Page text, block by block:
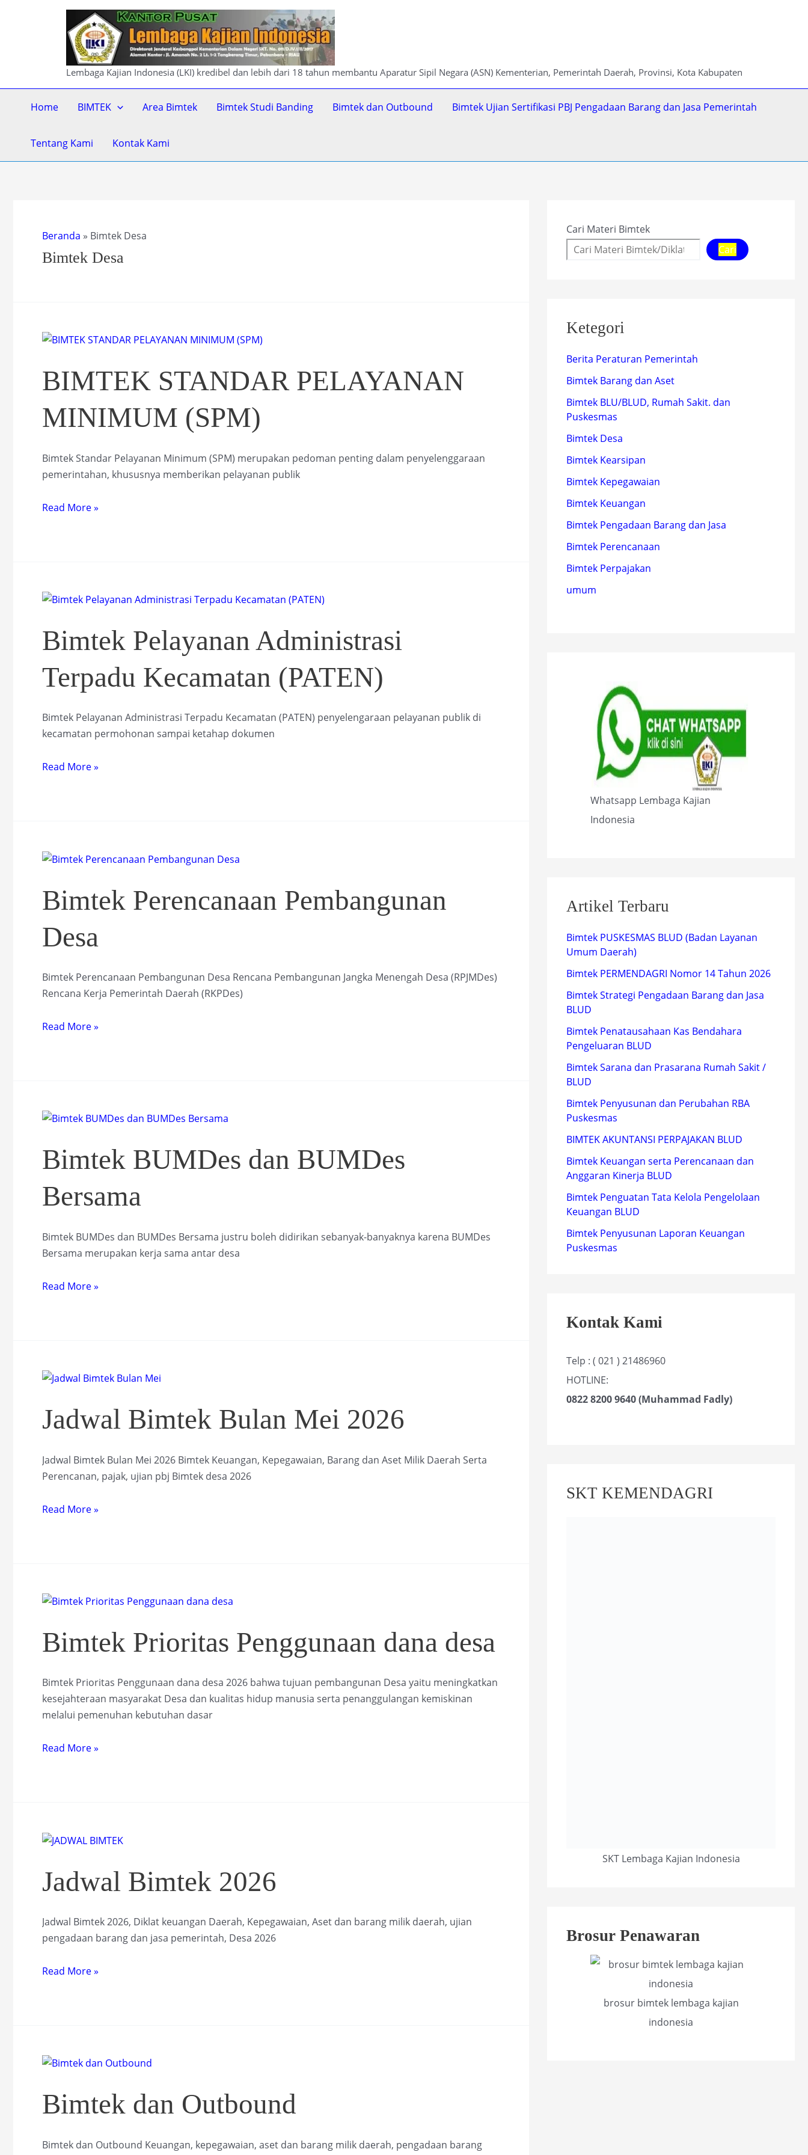
Lembaga Kajian Indonesia (LKI) kredibel dan lebih dari 18 tahun membantu Aparatur Sipil Negara (ASN) Kementerian, Pemerintah Daerah, Provinsi, Kota Kabupaten
Home BIMTEK Area Bimtek Bimtek Studi Banding Bimtek dan Outbound Bimtek Ujian Sertifikasi PBJ Pengadaan Barang dan Jasa Pemerintah
Tentang Kami Kontak Kami
Beranda » Bimtek Desa
Bimtek Desa
BIMTEK STANDAR PELAYANAN
MINIMUM (SPM)
Bimtek Standar Pelayanan Minimum (SPM) merupakan pedoman penting dalam penyelenggaraan
pemerintahan, khususnya memberikan pelayanan publik
BIMTEK
Read More »
Bimtek Pelayanan Administrasi
Terpadu Kecamatan (PATEN)
Bimtek Pelayanan Administrasi Terpadu Kecamatan (PATEN) penyelengaraan pelayanan publik di
kecamatan permohonan sampai ketahap dokumen
Bimtek
Read More »
Bimtek Perencanaan Pembangunan
Desa
Bimtek Perencanaan Pembangunan Desa Rencana Pembangunan Jangka Menengah Desa (RPJMDes)
Rencana Kerja Pemerintah Daerah (RKPDes)
Bimtek
Read More »
Bimtek BUMDes dan BUMDes
Bersama
Bimtek BUMDes dan BUMDes Bersama justru boleh didirikan sebanyak-banyaknya karena BUMDes
Bersama merupakan kerja sama antar desa
Bimtek
Read More »
Jadwal Bimtek Bulan Mei 2026
Jadwal Bimtek Bulan Mei 2026 Bimtek Keuangan, Kepegawaian, Barang dan Aset Milik Daerah Serta
Perencanan, pajak, ujian pbj Bimtek desa 2026
Jadwal
Read More »
Bimtek Prioritas Penggunaan dana desa
Bimtek Prioritas Penggunaan dana desa 2026 bahwa tujuan pembangunan Desa yaitu meningkatkan
kesejahteraan masyarakat Desa dan kualitas hidup manusia serta penanggulangan kemiskinan
melalui pemenuhan kebutuhan dasar
Bimtek
Read More »
Jadwal Bimtek 2026
Jadwal Bimtek 2026, Diklat keuangan Daerah, Kepegawaian, Aset dan barang milik daerah, ujian
pengadaan barang dan jasa pemerintah, Desa 2026
Jadwal
Read More »
Bimtek dan Outbound
Bimtek dan Outbound Keuangan, kepegawaian, aset dan barang milik daerah, pengadaan barang
Cari Materi Bimtek
Cari
Ketegori
Berita Peraturan Pemerintah
Bimtek Barang dan Aset
Bimtek BLU/BLUD, Rumah Sakit. dan
Puskesmas
Bimtek Desa
Bimtek Kearsipan
Bimtek Kepegawaian
Bimtek Keuangan
Bimtek Pengadaan Barang dan Jasa
Bimtek Perencanaan
Bimtek Perpajakan
umum
Whatsapp Lembaga Kajian
Indonesia
Artikel Terbaru
Bimtek PUSKESMAS BLUD (Badan Layanan
Umum Daerah)
Bimtek PERMENDAGRI Nomor 14 Tahun 2026
Bimtek Strategi Pengadaan Barang dan Jasa
BLUD
Bimtek Penatausahaan Kas Bendahara
Pengeluaran BLUD
Bimtek Sarana dan Prasarana Rumah Sakit /
BLUD
Bimtek Penyusunan dan Perubahan RBA
Puskesmas
BIMTEK AKUNTANSI PERPAJAKAN BLUD
Bimtek Keuangan serta Perencanaan dan
Anggaran Kinerja BLUD
Bimtek Penguatan Tata Kelola Pengelolaan
Keuangan BLUD
Bimtek Penyusunan Laporan Keuangan
Puskesmas
Kontak Kami
Telp : ( 021 ) 21486960
HOTLINE:
0822 8200 9640 (Muhammad Fadly)
SKT KEMENDAGRI
SKT Lembaga Kajian Indonesia
Brosur Penawaran
brosur bimtek lembaga kajian
indonesia